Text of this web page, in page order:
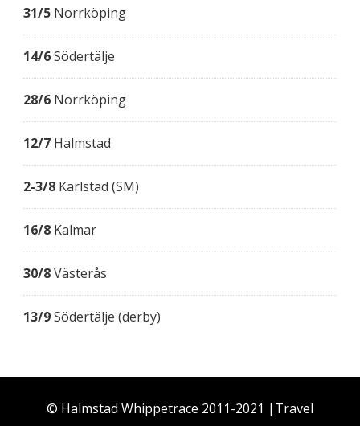
31/5 Norrköping
14/6Södertälje
28/6 Norrköping
12/7 Halmstad
2-3/8 Karlstad (SM)
16/8 Kalmar
30/8Västerås
13/9Södertälje (derby)
© Halmstad Whippetrace 2011-2021 | Travel